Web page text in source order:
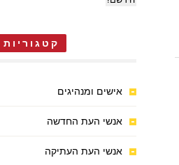
קטגוריות
אישים ומנהיגים
אנשי העת החדשה
אנשי העת העתיקה